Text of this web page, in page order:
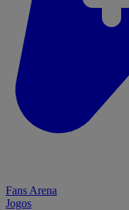
Fans Arena
Jogos